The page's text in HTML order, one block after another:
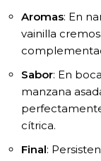
Aromas: En
vainilla
Sabor: En
manzana
cítrica.
Final: